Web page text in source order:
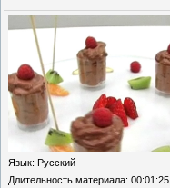
Язык: Русский
Длительность материала: 00:01:25